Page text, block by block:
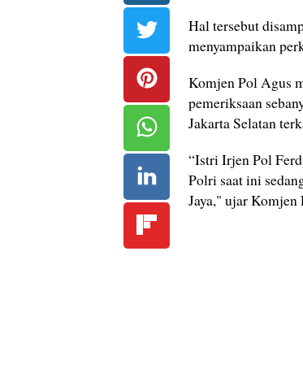
Hal tersebut
menyampaikan
Komjen Pol Agus
pemeriksaan
Jakarta Selatan
“Istri Irjen Pol
Polri saat ini
Jaya," ujar Komjen